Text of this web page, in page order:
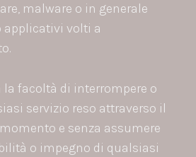
malware o in generale
volti a
la facoltà di interrompere o
servizio reso attraverso il
e senza assumere
o impegno di qualsiasi